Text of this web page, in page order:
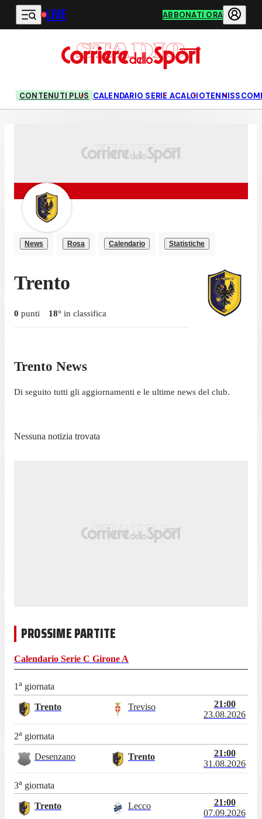
Vai al contenuto principale
LIVE ABBONATI ORA
CONTENUTI PLUS CALENDARIO SERIE ACALCIOTENNIS
News Rosa Calendario Statistiche
Trento
0 punti 18° in classifica
Trento News
Di seguito tutti gli aggiornamenti e le ultime news del club.
Nessuna notizia trovata
PROSSIME PARTITE
Calendario Serie C Girone A
1a giornata
Trento Treviso
21:00
23.08.2026
2a giornata
Desenzano Trento
21:00
31.08.2026
3a giornata
Trento Lecco
21:00
07.09.2026